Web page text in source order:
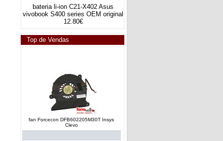
bateria li-ion C21-X402 Asus
vivobook S400 series OEM original
12.80€
Top de Vendas
Clevo